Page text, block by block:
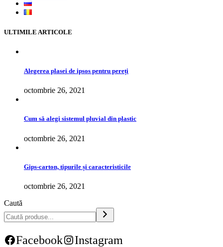
ULTIMILE ARTICOLE
Alegerea plasei de ipsos pentru pereți
octombrie 26, 2021
Cum să alegi sistemul pluvial din plastic
octombrie 26, 2021
Gips-carton, tipurile și caracteristicile
octombrie 26, 2021
Caută
Facebook Instagram